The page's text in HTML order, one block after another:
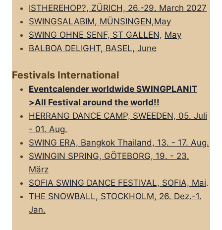
ISTHEREHOP?, ZÜRICH, 26.-29. March 2027
SWINGSALABIM, MÜNSINGEN,May
SWING OHNE SENF, ST GALLEN, May
BALBOA DELIGHT, BASEL, June
Festivals International
Eventcalender worldwide SWINGPLANIT
>All FestivaI around the world!!
HERRANG DANCE CAMP, SWEEDEN, 05. Juli
- 01. Aug.
SWING ERA, Bangkok Thailand, 13. - 17. Aug.
SWINGIN SPRING, GÖTEBORG, 19. - 23.
März
SOFIA SWING DANCE FESTIVAL, SOFIA, Mai.
THE SNOWBALL, STOCKHOLM, 26. Dez.-1.
Jan.